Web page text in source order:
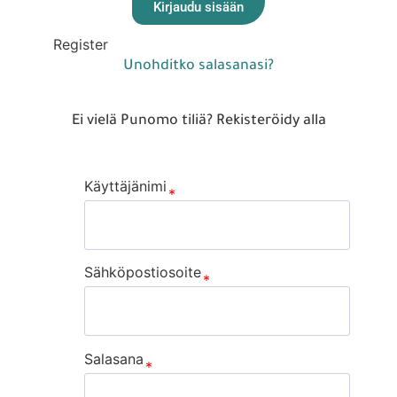
Kirjaudu sisään
Register
Unohditko salasanasi?
Ei vielä Punomo tiliä? Rekisteröidy alla
Käyttäjänimi
Sähköpostiosoite
Salasana